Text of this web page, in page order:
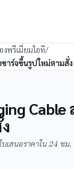
งพรีเมี่ยมไอที/
ชาร์จขึ้นรูปใหม่ตามสั่ง
เสนอราคาใน 24 ชม.